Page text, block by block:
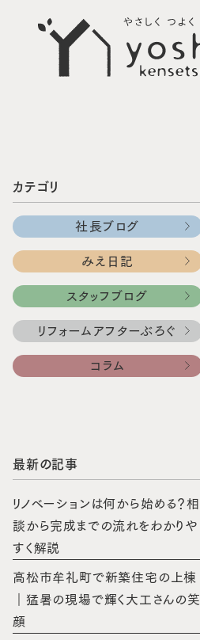
カテゴリ
社長ブログ
みえ日記
スタッフブログ
リフォームアフターぶろぐ
コラム
最新の記事
リノベーションは何から始める？相
談から完成までの流れをわかりや
すく解説
高松市牟礼町で新築住宅の上棟
｜猛暑の現場で輝く大工さんの笑
顔